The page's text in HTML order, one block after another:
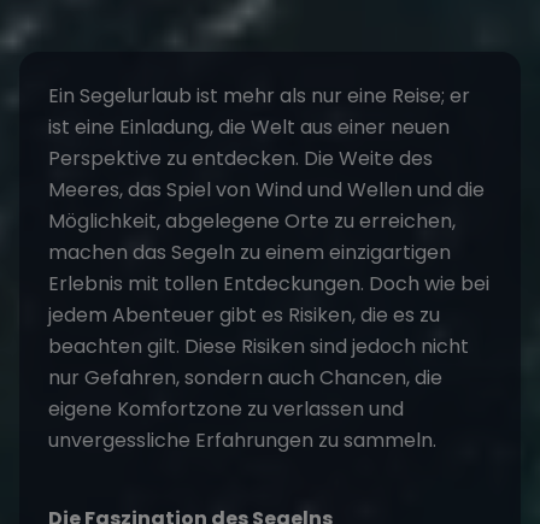
Ein Segelurlaub ist mehr als nur eine Reise; er
ist eine Einladung, die Welt aus einer neuen
Perspektive zu entdecken. Die Weite des
Meeres, das Spiel von Wind und Wellen und die
Möglichkeit, abgelegene Orte zu erreichen,
machen das Segeln zu einem einzigartigen
Erlebnis mit tollen Entdeckungen. Doch wie bei
jedem Abenteuer gibt es Risiken, die es zu
beachten gilt. Diese Risiken sind jedoch nicht
nur Gefahren, sondern auch Chancen, die
eigene Komfortzone zu verlassen und
unvergessliche Erfahrungen zu sammeln.